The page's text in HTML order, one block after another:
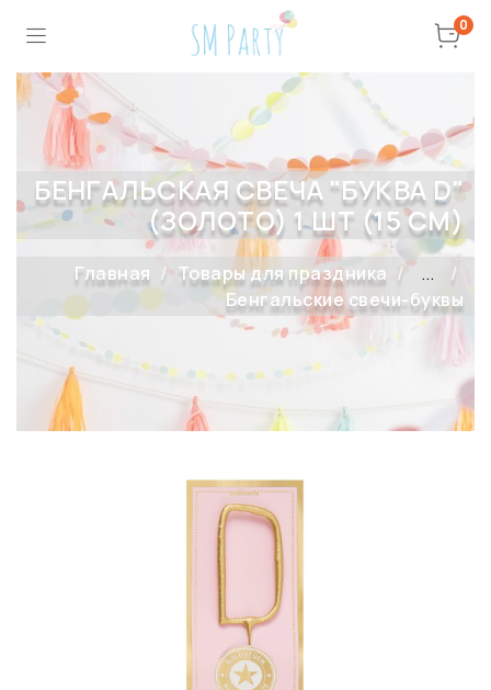
0
БЕНГАЛЬСКАЯ СВЕЧА "БУКВА D"
(ЗОЛОТО) 1 ШТ (15 СМ)
Главная Товары для праздника
...
Бенгальские свечи-буквы